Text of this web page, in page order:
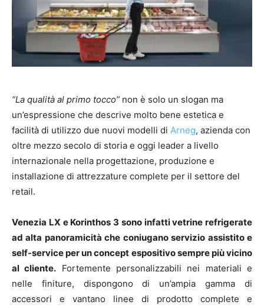
“La qualità al primo tocco” non è solo un slogan ma
un’espressione che descrive molto bene estetica e
facilità di utilizzo due nuovi modelli di Arneg, azienda con
oltre mezzo secolo di storia e oggi leader a livello
internazionale nella progettazione, produzione e
installazione di attrezzature complete per il settore del
retail.
Venezia LX e Korinthos 3 sono infatti vetrine refrigerate
ad alta panoramicità che coniugano servizio assistito e
self-service per un concept espositivo sempre più vicino
al cliente. Fortemente personalizzabili nei materiali e
nelle finiture, dispongono di un’ampia gamma di
accessori e vantano linee di prodotto complete e